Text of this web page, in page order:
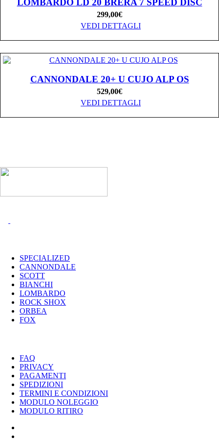
LOMBARDO LD 20 BRERA 7 SPEED DISC
299,00€
VEDI DETTAGLI
CANNONDALE 20+ U CUJO ALP OS
529,00€
VEDI DETTAGLI
SPECIALIZED
CANNONDALE
SCOTT
BIANCHI
LOMBARDO
ROCK SHOX
ORBEA
FOX
FAQ
PRIVACY
PAGAMENTI
SPEDIZIONI
TERMINI E CONDIZIONI
MODULO NOLEGGIO
MODULO RITIRO